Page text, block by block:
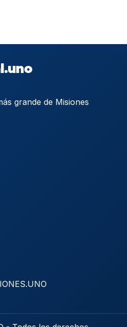
grande de Misiones